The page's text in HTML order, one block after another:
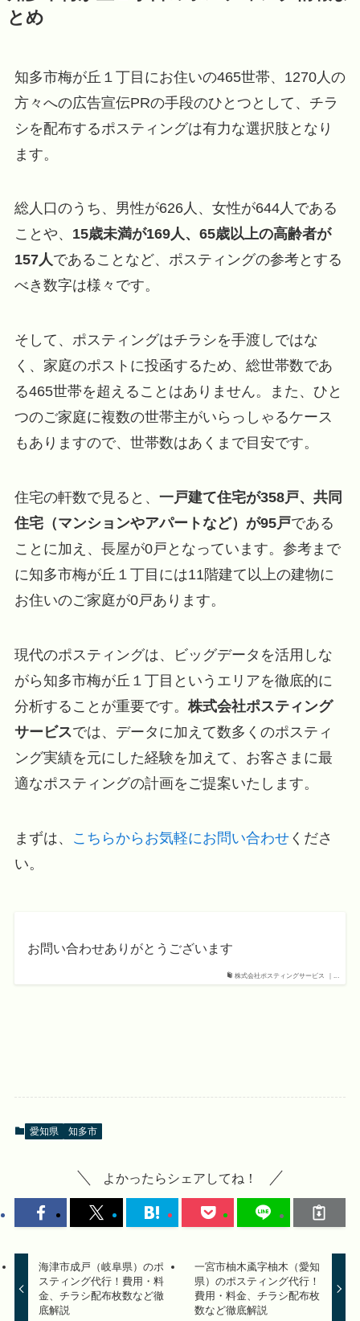
とめ
知多市梅が丘１丁目にお住いの465世帯、1270人の
方々への広告宣伝PRの手段のひとつとして、チラ
シを配布するポスティングは有力な選択肢となり
ます。
総人口のうち、男性が626人、女性が644人である
ことや、 15歳未満が169人、65歳以上の高齢者が
157人であることなど、ポスティングの参考とする
べき数字は様々です。
そして、ポスティングはチラシを手渡しではな
く、家庭のポストに投函するため、総世帯数であ
る465世帯を超えることはありません。また、ひと
つのご家庭に複数の世帯主がいらっしゃるケース
もありますので、世帯数はあくまで目安です。
住宅の軒数で見ると、 一戸建て住宅が358戸、共同
住宅（マンションやアパートなど）が95戸である
ことに加え、長屋が0戸となっています。参考まで
に知多市梅が丘１丁目には11階建て以上の建物に
お住いのご家庭が0戸あります。
現代のポスティングは、ビッグデータを活用しな
がら知多市梅が丘１丁目というエリアを徹底的に
分析することが重要です。 株式会社ポスティング
サービスでは、データに加えて数多くのポスティ
ング実績を元にした経験を加えて、お客さまに最
適なポスティングの計画をご提案いたします。
まずは、 こちらからお気軽にお問い合わせくださ
い。
株式会社ポスティングサービス ｜...
お問い合わせありがとうございます
愛知県 知多市
よかったらシェアしてね！
海津市成戸（岐阜県）のポ
スティング代行！費用・料
金、チラシ配布枚数など徹
底解説
一宮市柚木颪字柚木（愛知
県）のポスティング代行！
費用・料金、チラシ配布枚
数など徹底解説